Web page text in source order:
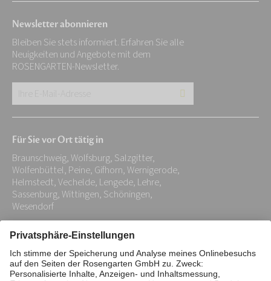
Newsletter abonnieren
Bleiben Sie stets informiert. Erfahren Sie alle
Neuigkeiten und Angebote mit dem
ROSENGARTEN-Newsletter.
Adresse:
*
Für Sie vor Ort tätig in
Braunschweig, Wolfsburg, Salzgitter,
Wolfenbüttel, Peine, Gifhorn, Wernigerode,
Helmstedt, Vechelde, Lengede, Lehre,
Sassenburg, Wittingen, Schöningen,
Wesendorf
Impressum Datenschutz
Stiftung
Interne Meldestelle
Zahlungsmittel